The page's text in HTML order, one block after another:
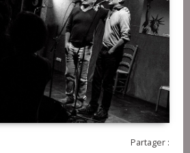
Partager :